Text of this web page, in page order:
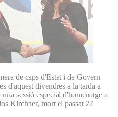
de caps d'Estat i de Govern
d'aquest divendres a la tarda a
sessió especial d'homenatge a
Kirchner, mort el passat 27